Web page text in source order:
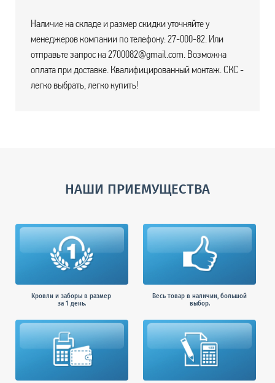
Наличие на складе и размер скидки уточняйте у
менеджеров компании по телефону: 27-000-82. Или
отправьте запрос на 2700082@gmail.com. Возможна
оплата при доставке. Квалифицированный монтаж. СКС -
легко выбрать, легко купить!
НАШИ ПРИЕМУЩЕСТВА
Кровли и заборы в размер
за 1 день.
Весь товар в наличии, большой
выбор.